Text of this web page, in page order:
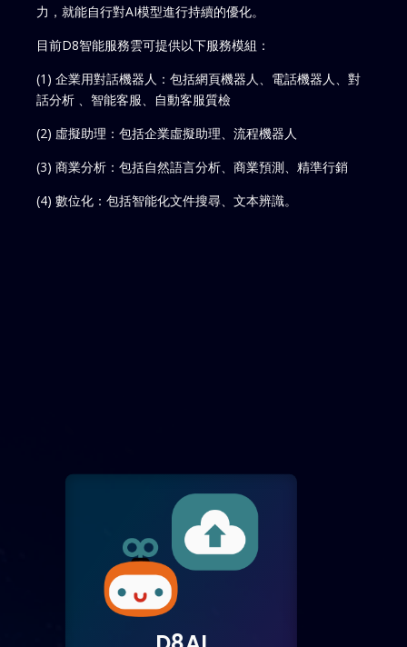
力，就能自行對AI模型進行持續的優化。
目前D8智能服務雲可提供以下服務模組：
(1) 企業用對話機器人：包括網頁機器人、電話機器人、對
話分析 、智能客服、自動客服質檢
(2) 虛擬助理：包括企業虛擬助理、流程機器人
(3) 商業分析：包括自然語言分析、商業預測、精準行銷
(4) 數位化：包括智能化文件搜尋、文本辨識。